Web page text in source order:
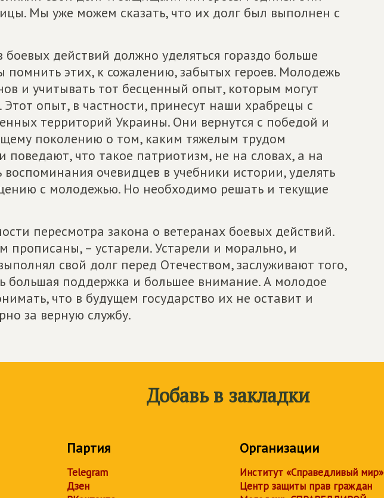
Мы уже можем сказать, что их долг был выполнен с
действий должно уделяться гораздо больше
этих, к сожалению, забытых героев. Молодежь
и учитывать тот бесценный опыт, которым могут
Этот опыт, в частности, принесут наши храбрецы с
территорий Украины. Они вернутся с победой и
поколению о том, каким тяжелым трудом
поведают, что такое патриотизм, не на словах, а на
очевидцев в учебники истории, уделять
с молодежью. Но необходимо решать и текущие
пересмотра закона о ветеранах боевых действий.
прописаны, – устарели. Устарели и морально, и
свой долг перед Отечеством, заслуживают того,
большая поддержка и большее внимание. А молодое
что в будущем государство их не оставит и
за верную службу.
Добавь в закладки
Партия
Telegram
Дзен
Организации
Институт «Справедливый мир»
Центр защиты прав граждан